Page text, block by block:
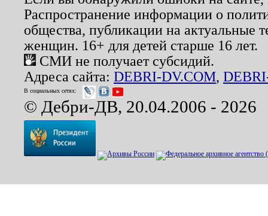
Распространение информации о
общества, публикации на актуальные
женщин. 16+ для детей старше 16 лет.
СМИ не получает субсидий.
Адреса сайта: DEBRI-DV.COM,
В социальных сетях:
© Дебри-ДВ, 20.04.2006 - 2026